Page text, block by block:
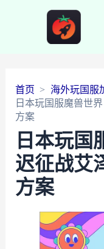
首页
海外玩国服
日本玩国服魔兽世
方案
日本玩国
迟征战艾
方案